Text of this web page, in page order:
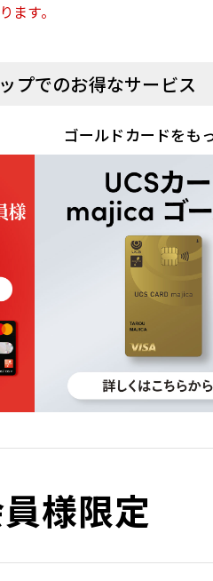
ます。
プでのお得なサービス
ゴールドカードをも
様限定